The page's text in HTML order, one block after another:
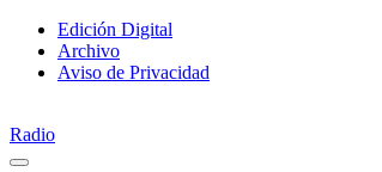
Saltar
contenido
Edición Digital
Archivo
Aviso de Privacidad
Radio